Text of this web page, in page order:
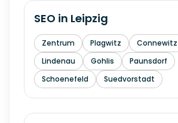
SEO in Leipzig
Zentrum Plagwitz
Connewitz
Lindenau
Gohlis
Paunsdorf
Schoenefeld
Suedvorstadt